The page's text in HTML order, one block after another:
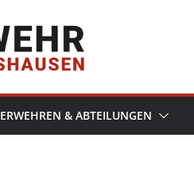
& ABTEILUNGEN